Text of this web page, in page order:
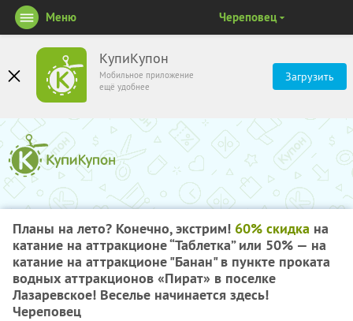
КупиКупон
Мобильное приложение
ещё удобнее
Загрузить
Меню Череповец
Планы на лето? Конечно, экстрим! 60% скидка на
катание на аттракционе “Таблетка” или 50% — на
катание на аттракционе "Банан" в пункте проката
водных аттракционов «Пират» в поселке
Лазаревское! Веселье начинается здесь!
Череповец